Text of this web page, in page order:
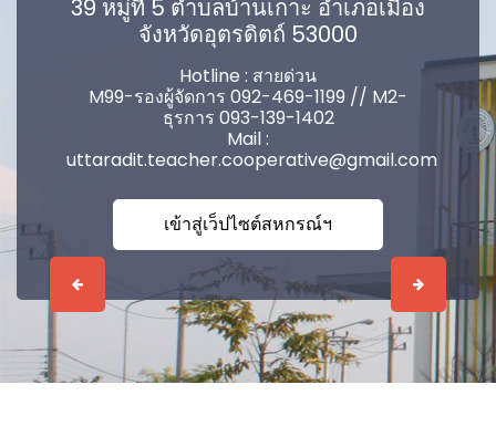
Previous Next
39 หมู่ที่ 5 ตำบลบ้านเกาะ อำเภอเมือง
จังหวัดอุตรดิตถ์ 53000
Hotline : สายด่วน
M99-รองผู้จัดการ 092-469-1199 // M2-
ธุรการ 093-139-1402
Mail :
uttaradit.teacher.cooperative@gmail.com
เข้าสู่เว็ปไซต์สหกรณ์ฯ